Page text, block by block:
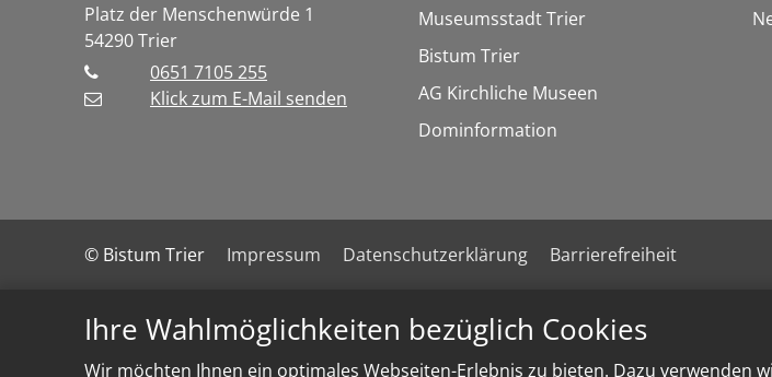
Ihre Wahlmöglichkeiten bezüglich Cookies
Wir möchten Ihnen ein optimales Webseiten-Erlebnis zu bieten. Dazu verwenden
Platz der Menschenwürde 1
54290Trier
0651 7105 255
Klick zum E-Mail senden
Museumsstadt Trier
Bistum Trier
AG Kirchliche Museen
Dominformation
© Bistum Trier Impressum Datenschutzerklärung Barrierefreiheit